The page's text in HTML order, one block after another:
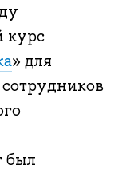
курс
» для
был